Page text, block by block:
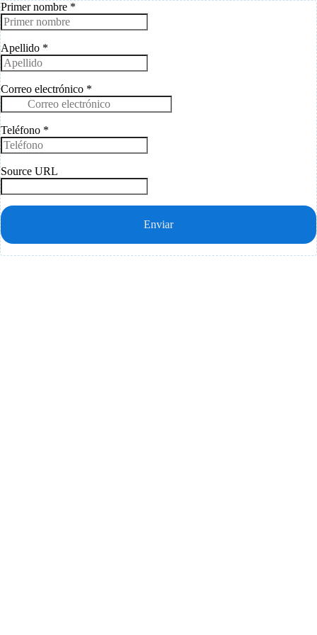
Primer nombre *
Apellido *
Correo electrónico *
Teléfono *
Source URL
Enviar